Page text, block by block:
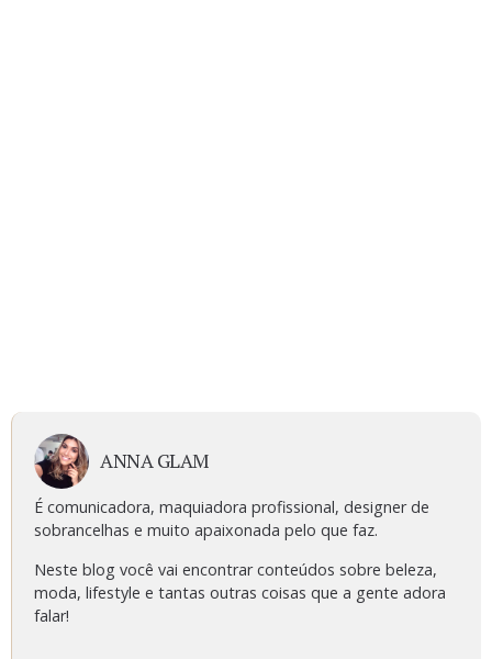
ANNA GLAM
É comunicadora, maquiadora profissional, designer de
sobrancelhas e muito apaixonada pelo que faz.
Neste blog você vai encontrar conteúdos sobre beleza,
moda, lifestyle e tantas outras coisas que a gente adora
falar!